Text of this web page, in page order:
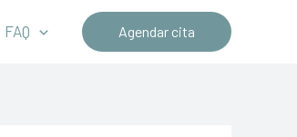
FAQ Agendar cita